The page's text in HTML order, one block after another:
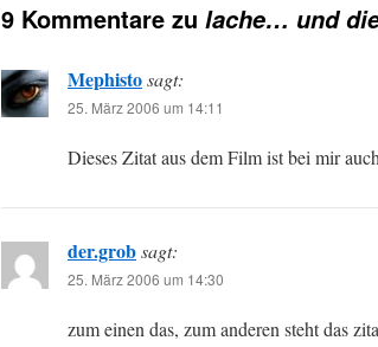
9 Kommentare zu lache… und
Mephistosagt:
25. März 2006 um 14:11
Dieses Zitat aus dem Film ist bei mir
der.grobsagt:
25. März 2006 um 14:30
zum einen das, zum anderen steht das